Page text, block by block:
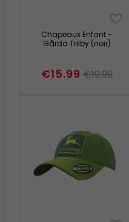
Chapeaux Enfant -
Gårda Trilby (noir)
€15.99 €19.99